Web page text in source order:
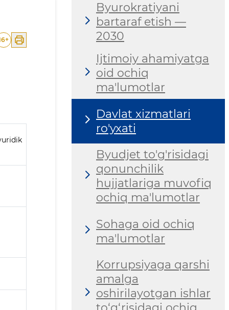
+
Byurokratiyani
bartaraf etish —
2030
Ijtimoiy ahamiyatga
oid ochiq
ma'lumotlar
Davlat xizmatlari
ro'yxati
Byudjet to'g'risidagi
qonunchilik
hujjatlariga muvofiq
ochiq ma'lumotlar
Sohaga oid ochiq
ma'lumotlar
Korrupsiyaga qarshi
amalga
oshirilayotgan ishlar